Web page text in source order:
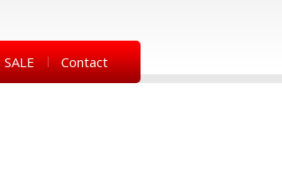
SALE Contact